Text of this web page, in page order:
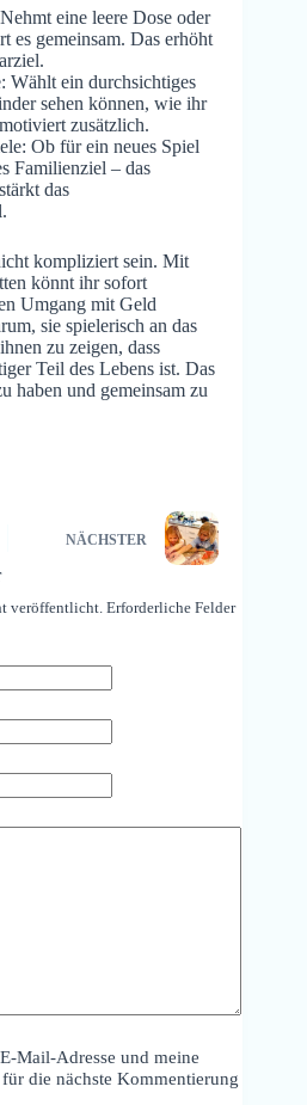
eine leere Dose oder
es gemeinsam. Das erhöht
Wählt ein durchsichtiges
sehen können, wie ihr
zusätzlich.
Ob für ein neues Spiel
Familienziel – das
das
kompliziert sein. Mit
könnt ihr sofort
Umgang mit Geld
sie spielerisch an das
zu zeigen, dass
Teil des Lebens ist. Das
haben und gemeinsam zu
NÄCHSTER
veröffentlicht. Erforderliche Felder
Mail-Adresse und meine
die nächste Kommentierung